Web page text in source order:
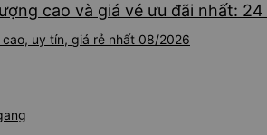
cao và giá vé ưu đãi nhất: 24
uy tín, giá rẻ nhất 08/2026